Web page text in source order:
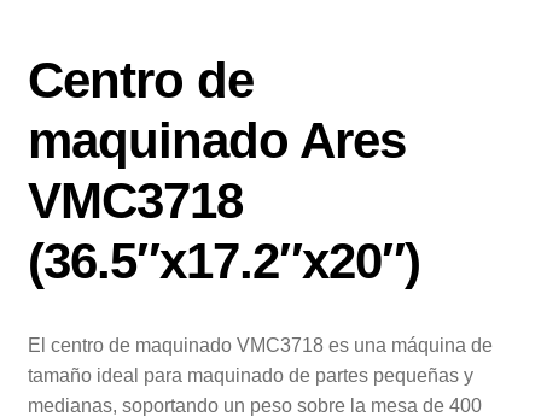
Centro de
maquinado Ares
VMC3718
(36.5″x17.2″x20″)
El centro de maquinado VMC3718 es una máquina de
tamaño ideal para maquinado de partes pequeñas y
medianas, soportando un peso sobre la mesa de 400